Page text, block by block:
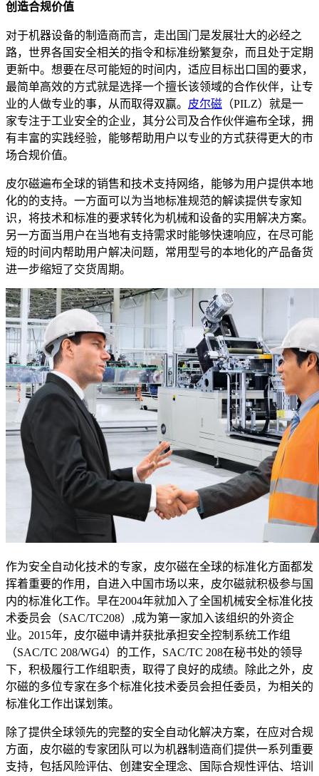
创造合规价值
对于机器设备的制造商而言，走出国门是发展壮大的必经之
路，世界各国安全相关的指令和标准纷繁复杂，而且处于定期
更新中。想要在尽可能短的时间内，适应目标出口国的要求，
最简单高效的方式就是选择一个擅长该领域的合作伙伴，让专
业的人做专业的事，从而取得双赢。 皮尔磁 （PILZ）就是一
家专注于工业安全的企业，其分公司及合作伙伴遍布全球，拥
有丰富的实践经验，能够帮助用户以专业的方式获得更大的市
场合规价值。
皮尔磁遍布全球的销售和技术支持网络，能够为用户提供本地
化的的支持。一方面可以为当地标准规范的解读提供专家知
识，将技术和标准的要求转化为机械和设备的实用解决方案。
另一方面当用户在当地有支持需求时能够快速响应，在尽可能
短的时间内帮助用户解决问题，常用型号的本地化的产品备货
进一步缩短了交货周期。
作为安全自动化技术的专家，皮尔磁在全球的标准化方面都发
挥着重要的作用，自进入中国市场以来，皮尔磁就积极参与国
内的标准化工作。早在2004年就加入了全国机械安全标准化技
术委员会（SAC/TC208）,成为第一家加入该组织的外资企
业。2015年，皮尔磁申请并获批承担安全控制系统工作组
（SAC/TC 208/WG4）的工作，SAC/TC 208在秘书处的领导
下，积极履行工作组职责，取得了良好的成绩。除此之外，皮
尔磁的多位专家在多个标准化技术委员会担任委员，为相关的
标准化工作出谋划策。
除了提供全球领先的完整的安全自动化解决方案，在应对合规
方面，皮尔磁的专家团队可以为机器制造商们提供一系列重要
支持，包括风险评估、创建安全理念、国际合规性评估、培训